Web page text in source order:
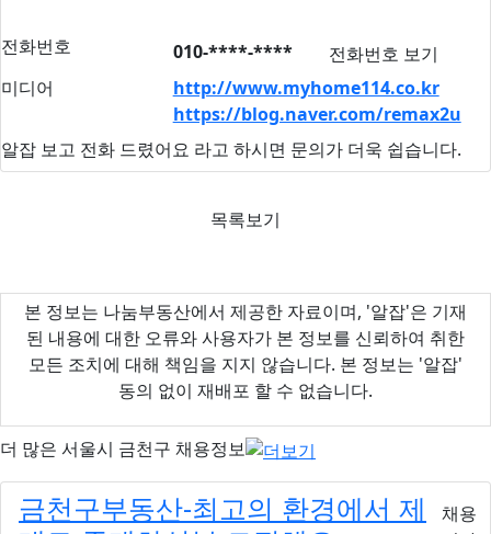
전화번호 010-****-****
전화번호 보기
미디어
http://www.myhome114.co.kr
https://blog.naver.com/remax2u
알잡 보고 전화 드렸어요 라고 하시면 문의가 더욱 쉽습니다.
목록보기
본 정보는 나눔부동산에서 제공한 자료이며, '알잡'은 기재
된 내용에 대한 오류와 사용자가 본 정보를 신뢰하여 취한
모든 조치에 대해 책임을 지지 않습니다. 본 정보는 '알잡'
동의 없이 재배포 할 수 없습니다.
더 많은 서울시 금천구 채용정보
금천구부동산-최고의 환경에서 제
채용